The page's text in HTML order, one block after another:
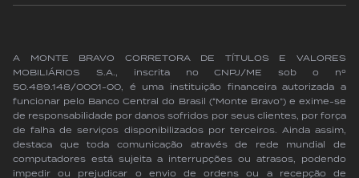
A MONTE BRAVO CORRETORA DE TÍTULOS E VALORES
MOBILIÁRIOS S.A., inscrita no CNPJ/ME sob o nº
50.489.148/0001-00, é uma instituição financeira autorizada a
funcionar pelo Banco Central do Brasil (“Monte Bravo”) e exime-se
de responsabilidade por danos sofridos por seus clientes, por força
de falha de serviços disponibilizados por terceiros. Ainda assim,
destaca que toda comunicação através de rede mundial de
computadores está sujeita a interrupções ou atrasos, podendo
impedir ou prejudicar o envio de ordens ou a recepção de